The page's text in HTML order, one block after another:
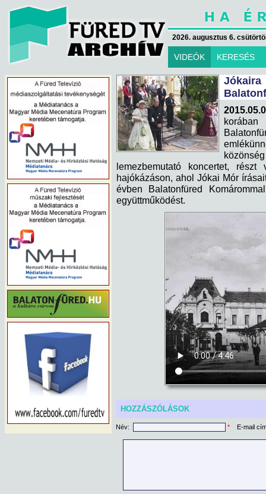
2026. augusztus 6.
VIDEÓK KERESÉS
lemezbemutató koncertet,
hajókázáson, ahol Jókai Mór
évben Balatonfüred
együttműködést.
HOZZÁSZÓLÁSOK
Név: * E-mail